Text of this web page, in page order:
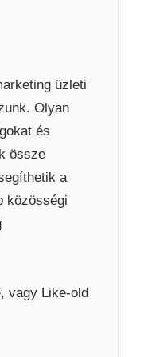
üzleti
Olyan
és
össze
a
közösségi
vagy Like-old